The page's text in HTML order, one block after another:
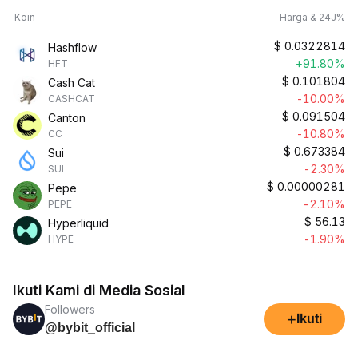
Koin Harga & 24J%
Hashflow
HFT
$ 0.0322814
+91.80%
Cash Cat
CASHCAT
$ 0.101804
-10.00%
Canton
CC
$ 0.091504
-10.80%
Sui
SUI
$ 0.673384
-2.30%
Pepe
PEPE
$ 0.00000281
-2.10%
Hyperliquid
HYPE
$ 56.13
-1.90%
Ikuti Kami di Media Sosial
Followers
@bybit_official
+ Ikuti